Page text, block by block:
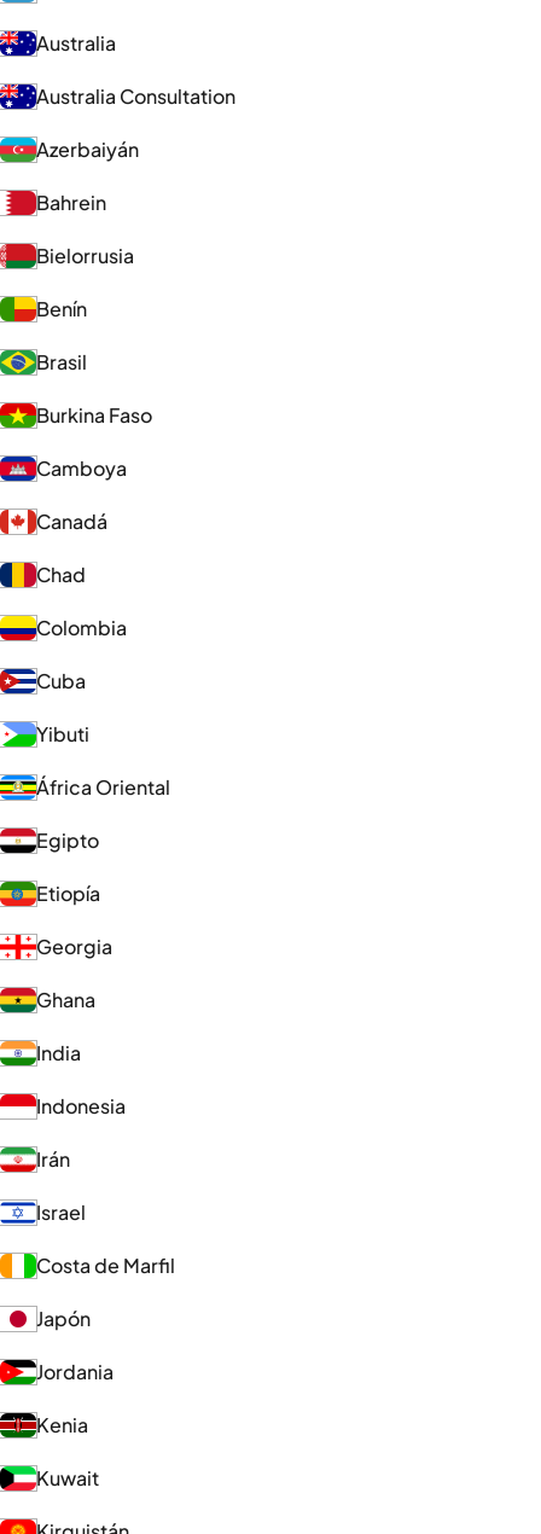
Australia
Australia Consultation
Azerbaiyán
Bahrein
Bielorrusia
Benín
Brasil
Burkina Faso
Camboya
Canadá
Chad
Colombia
Cuba
Yibuti
África Oriental
Egipto
Etiopía
Georgia
Ghana
India
Indonesia
Irán
Israel
Costa de Marfil
Japón
Jordania
Kenia
Kuwait